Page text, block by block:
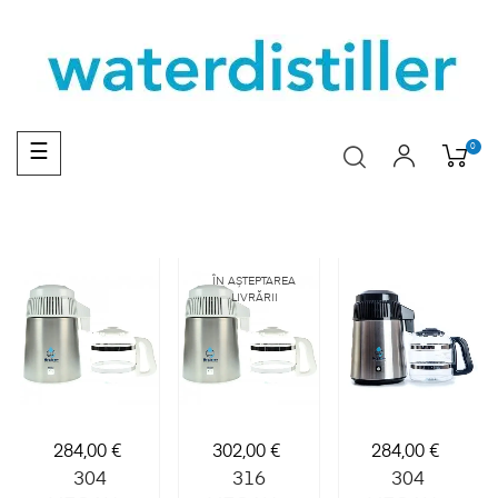
Toggle
☰ 0
Preț
284,00 €
304
ÎN AȘTEPTAREA
LIVRĂRII
Preț
302,00 €
316
Preț
284,00 €
304